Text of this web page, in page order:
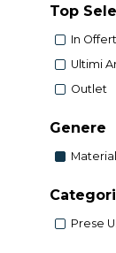
Top
In
Ultimi
Outlet
Genere
Prese